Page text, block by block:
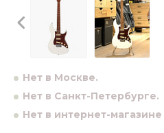
Нет в Москве.
Нет в Санкт-Петербурге.
Нет в интернет-магазине